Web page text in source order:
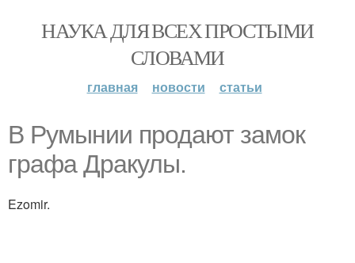
НАУКА ДЛЯ ВСЕХ ПРОСТЫМИ
СЛОВАМИ
главная новости статьи
В Румынии продают замок
графа Дракулы.
Ezomir.